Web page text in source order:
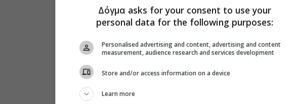
Δόγμα asks for your consent to use your
personal data for the following purposes:
Personalised advertising and content, advertising and content
measurement, audience research and services development
Store and/or access information on a device
Learn more